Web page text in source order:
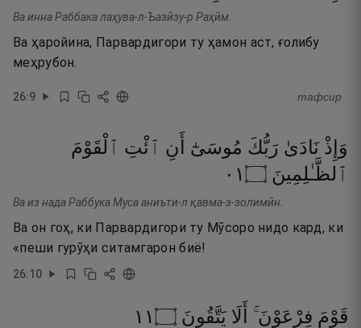
Ва инна Раббака лаҳува-л-Ъазӣзу-р Раҳӣм.
Ва ҳаройина, Парвардигори ту ҳамон аст, ғолибу
меҳрубон.
26:9 тафсир
وَإِذْ نَادَىٰ رَبُّكَ مُوسَىٰٓ أَنِ ٱئْتِ ٱلْقَوْمَ
ٱلظَّـٰلِمِينَ ۝١٠
Ва из нада Раббука Муса аниъти-л қавма-з-золимӣн.
Ва он гоҳ, ки Парвардигори ту Мӯсоро нидо кард, ки
«пеши гурӯҳи ситамгарон биё!
26:10
قَوْمَ فِرْعَوْنَ ۚ أَلَا يَتَّقُونَ ۝١١